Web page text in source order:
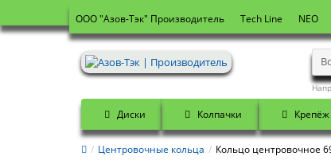
OOO "Азов-Тэк" Производитель Tech Line NEO
Диски Колпачки Крепёж
Центровочные кольца Кольцо центровочное